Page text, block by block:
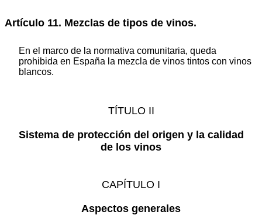
Artículo 11. Mezclas de tipos de vinos.
En el marco de la normativa comunitaria, queda
prohibida en España la mezcla de vinos tintos con vinos
blancos.
TÍTULO II
Sistema de protección del origen y la calidad
de los vinos
CAPÍTULO I
Aspectos generales